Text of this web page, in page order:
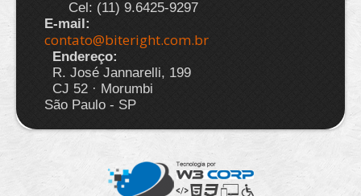
Cel: (11) 9.6425-9297
E-mail:
contato@biteright.com.br
Endereço:
R. José Jannarelli, 199
CJ 52 · Morumbi
São Paulo - SP